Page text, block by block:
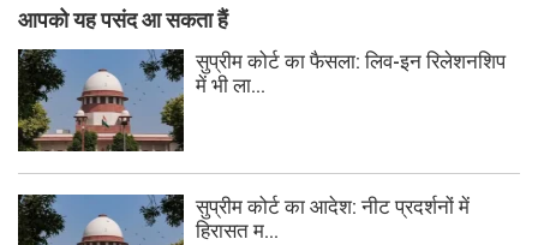
आपको यह पसंद आ सकता हैं
सुप्रीम कोर्ट का फैसला: लिव-इन रिलेशनशिप
में भी ला...
सुप्रीम कोर्ट का आदेश: नीट प्रदर्शनों में
हिरासत म...